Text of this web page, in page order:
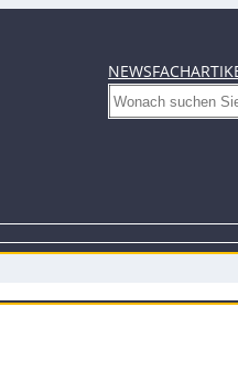
NEWS
Search